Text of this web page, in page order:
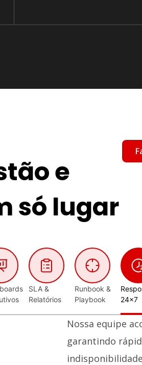
e
só lugar
SLA &
Relatórios
Runbook &
Playbook
24x7
Nossa equipe
garantindo